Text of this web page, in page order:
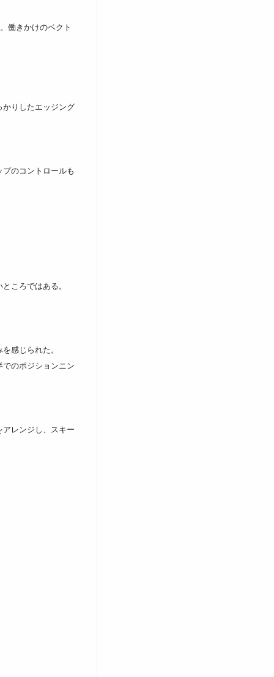
働きかけのベクト
かりしたエッジング
のコントロールも
ころではある。
感じられた。
のポジションニン
レンジし、スキー